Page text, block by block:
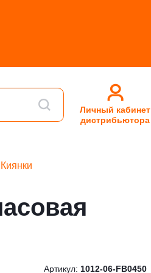
Личный кабинет
дистрибьютора
Киянки
Артикул: 1012-06-FB0450